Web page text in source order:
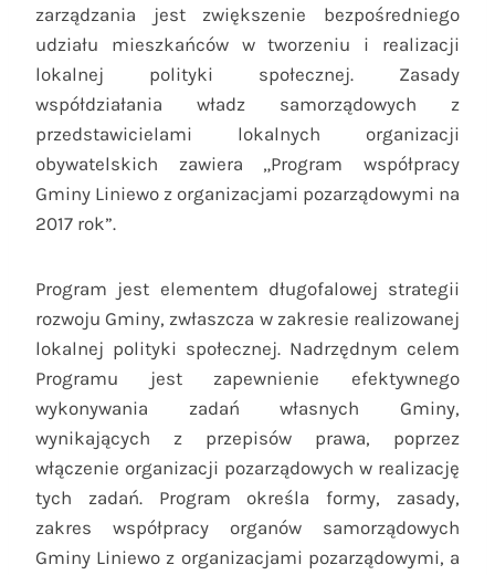
zarządzania jest zwiększenie bezpośredniego
udziału mieszkańców w tworzeniu i realizacji
lokalnej polityki społecznej. Zasady
współdziałania władz samorządowych z
przedstawicielami lokalnych organizacji
obywatelskich zawiera „Program współpracy
Gminy Liniewo z organizacjami pozarządowymi na
2017 rok”.
Program jest elementem długofalowej strategii
rozwoju Gminy, zwłaszcza w zakresie realizowanej
lokalnej polityki społecznej. Nadrzędnym celem
Programu jest zapewnienie efektywnego
wykonywania zadań własnych Gminy,
wynikających z przepisów prawa, poprzez
włączenie organizacji pozarządowych w realizację
tych zadań. Program określa formy, zasady,
zakres współpracy organów samorządowych
Gminy Liniewo z organizacjami pozarządowymi, a